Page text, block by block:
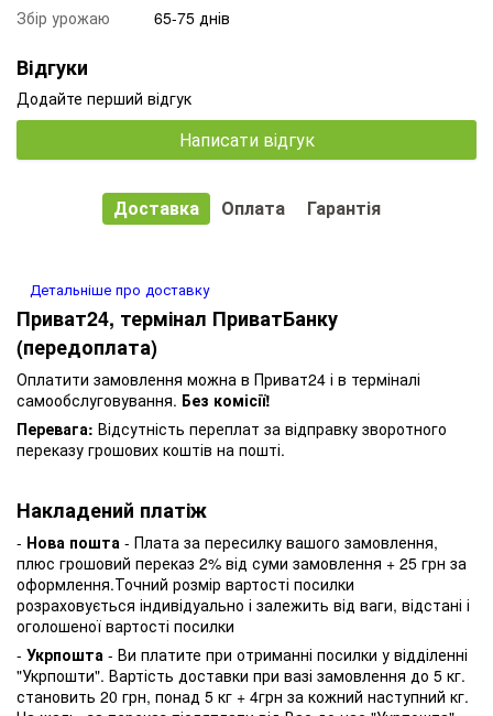
Збір урожаю
65-75 днів
Відгуки
Додайте перший відгук
Написати відгук
Доставка Оплата Гарантія
Детальніше про доставку
Приват24, термінал ПриватБанку
(передоплата)
Оплатити замовлення можна в Приват24 і в терміналі
самообслуговування. Без комісії!
Перевага: Відсутність переплат за відправку зворотного
переказу грошових коштів на пошті.
Накладений платіж
- Нова пошта - Плата за пересилку вашого замовлення,
плюс грошовий переказ 2% від суми замовлення + 25 грн за
оформлення.Точний розмір вартості посилки
розраховується індивідуально і залежить від ваги, відстані і
оголошеної вартості посилки
- Укрпошта - Ви платите при отриманні посилки у відділенні
"Укрпошти". Вартість доставки при вазі замовлення до 5 кг.
становить 20 грн, понад 5 кг + 4грн за кожний наступний кг.